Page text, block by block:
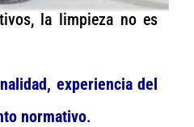
la limpieza no es
experiencia del
normativo.